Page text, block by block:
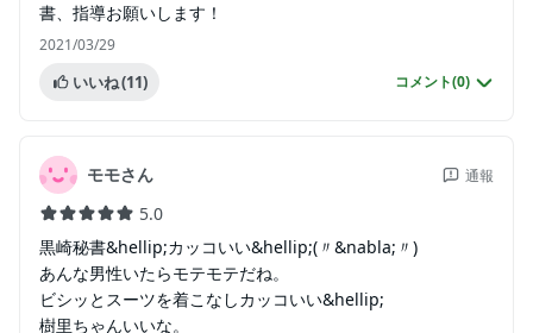
書、指導お願いします！
2021/03/29
いいね(11) コメント(0)
モモさん 通報
5.0
黒崎秘書&hellip;カッコいい&hellip;(〃&nabla;〃)
あんな男性いたらモテモテだね。
ビシッとスーツを着こなしカッコいい&hellip;
樹里ちゃんいいな。